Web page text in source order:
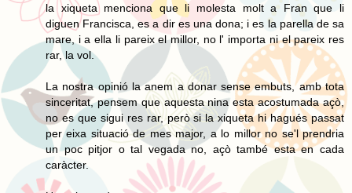
la xiqueta menciona que li molesta molt a Fran que li
diguen Francisca, es a dir es una dona; i es la parella de sa
mare, i a ella li pareix el millor, no l' importa ni el pareix res
rar, la vol.
La nostra opinió la anem a donar sense embuts, amb tota
sinceritat, pensem que aquesta nina esta acostumada açò,
no es que sigui res rar, però si la xiqueta hi hagués passat
per eixa situació de mes major, a lo millor no se'l prendria
un poc pitjor o tal vegada no, açò també esta en cada
caràcter.